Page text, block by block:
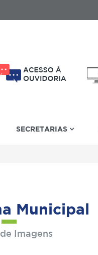
SECRETARIAS
Municipal
Imagens